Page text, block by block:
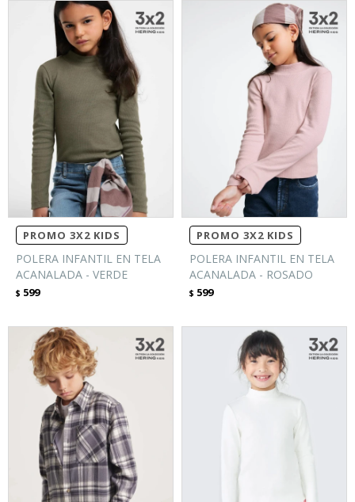
PROMO 3X2 KIDS
POLERA INFANTIL EN TELA
ACANALADA - VERDE
$ 599
PROMO 3X2 KIDS
POLERA INFANTIL EN TELA
ACANALADA - ROSADO
$ 599